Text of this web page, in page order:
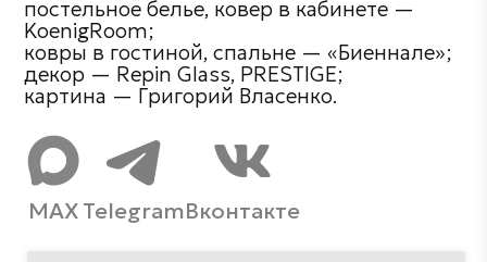
постельное белье, ковер в кабинете —
KoenigRoom;
ковры в гостиной, спальне — «Биеннале»;
декор — Repin Glass, PRESTIGE;
картина — Григорий Власенко.
MAXTelegramВконтакте